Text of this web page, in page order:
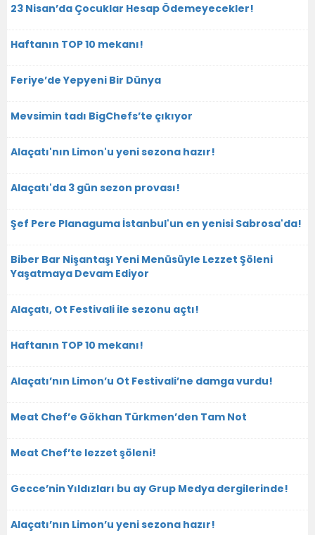
23 Nisan’da Çocuklar Hesap Ödemeyecekler!
Haftanın TOP 10 mekanı!
Feriye’de Yepyeni Bir Dünya
Mevsimin tadı BigChefs’te çıkıyor
Alaçatı'nın Limon'u yeni sezona hazır!
Alaçatı'da 3 gün sezon provası!
Şef Pere Planaguma İstanbul'un en yenisi Sabrosa'da!
Biber Bar Nişantaşı Yeni Menüsüyle Lezzet Şöleni
Yaşatmaya Devam Ediyor
Alaçatı, Ot Festivali ile sezonu açtı!
Haftanın TOP 10 mekanı!
Alaçatı’nın Limon’u Ot Festivali’ne damga vurdu!
Meat Chef’e Gökhan Türkmen’den Tam Not
Meat Chef’te lezzet şöleni!
Gecce’nin Yıldızları bu ay Grup Medya dergilerinde!
Alaçatı’nın Limon’u yeni sezona hazır!